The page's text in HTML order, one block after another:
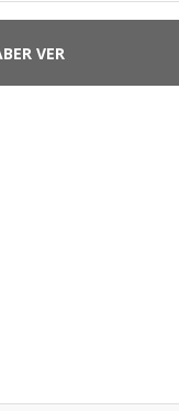
VER